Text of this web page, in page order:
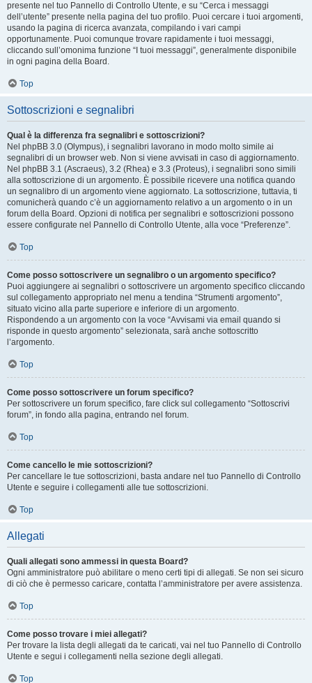
presente nel tuo Pannello di Controllo Utente, e su “Cerca i messaggi
dell’utente” presente nella pagina del tuo profilo. Puoi cercare i tuoi argomenti,
usando la pagina di ricerca avanzata, compilando i vari campi
opportunamente. Puoi comunque trovare rapidamente i tuoi messaggi,
cliccando sull’omonima funzione “I tuoi messaggi”, generalmente disponibile
in ogni pagina della Board.
Top
Sottoscrizioni e segnalibri
Qual è la differenza fra segnalibri e sottoscrizioni?
Nel phpBB 3.0 (Olympus), i segnalibri lavorano in modo molto simile ai
segnalibri di un browser web. Non si viene avvisati in caso di aggiornamento.
Nel phpBB 3.1 (Ascraeus), 3.2 (Rhea) e 3.3 (Proteus), i segnalibri sono simili
alla sottoscrizione di un argomento. È possibile ricevere una notifica quando
un segnalibro di un argomento viene aggiornato. La sottoscrizione, tuttavia, ti
comunicherà quando c’è un aggiornamento relativo a un argomento o in un
forum della Board. Opzioni di notifica per segnalibri e sottoscrizioni possono
essere configurate nel Pannello di Controllo Utente, alla voce “Preferenze”.
Top
Come posso sottoscrivere un segnalibro o un argomento specifico?
Puoi aggiungere ai segnalibri o sottoscrivere un argomento specifico cliccando
sul collegamento appropriato nel menu a tendina “Strumenti argomento”,
situato vicino alla parte superiore e inferiore di un argomento.
Rispondendo a un argomento con la voce “Avvisami via email quando si
risponde in questo argomento” selezionata, sarà anche sottoscritto
l’argomento.
Top
Come posso sottoscrivere un forum specifico?
Per sottoscrivere un forum specifico, fare click sul collegamento “Sottoscrivi
forum”, in fondo alla pagina, entrando nel forum.
Top
Come cancello le mie sottoscrizioni?
Per cancellare le tue sottoscrizioni, basta andare nel tuo Pannello di Controllo
Utente e seguire i collegamenti alle tue sottoscrizioni.
Top
Allegati
Quali allegati sono ammessi in questa Board?
Ogni amministratore può abilitare o meno certi tipi di allegati. Se non sei sicuro
di ciò che è permesso caricare, contatta l’amministratore per avere assistenza.
Top
Come posso trovare i miei allegati?
Per trovare la lista degli allegati da te caricati, vai nel tuo Pannello di Controllo
Utente e segui i collegamenti nella sezione degli allegati.
Top